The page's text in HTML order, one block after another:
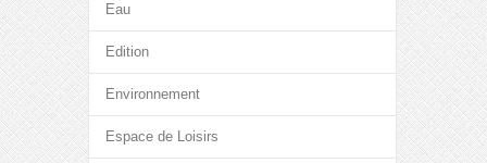
Eau
Edition
Environnement
Espace de Loisirs